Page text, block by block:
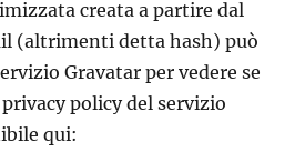
creata a partire dal
(altrimenti detta hash) può
Gravatar per vedere se
policy del servizio
qui: